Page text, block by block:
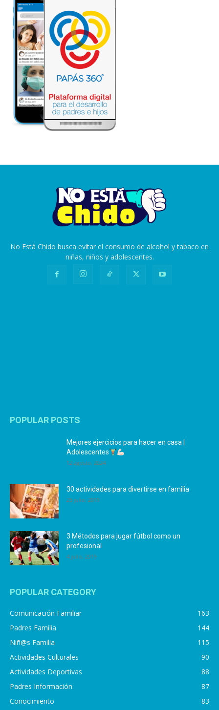
No Está Chido busca evitar el consumo de alcohol y tabaco en
niñas, niños y adolescentes.
POPULAR POSTS
Mejores ejercicios para hacer en casa |
Adolescentes
12 agosto, 2024
30 actividades para divertirse en familia
25 julio, 2019
3 Métodos para jugar fútbol como un
profesional
4 julio, 2019
POPULAR CATEGORY
Comunicación Familiar
163
Padres Familia
144
Niñ@s Familia
115
Actividades Culturales
90
Actividades Deportivas
88
Padres Información
87
Conocimiento
83